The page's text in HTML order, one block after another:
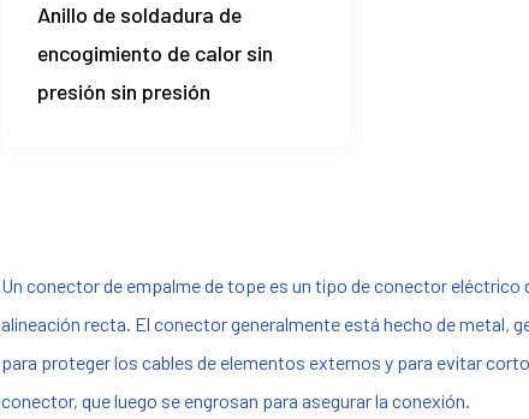
Anillo de soldadura de
encogimiento de calor sin
presión sin presión
Un conector de empalme de tope es un tipo de conector
alineación recta. El conector generalmente está hecho de metal,
para proteger los cables de elementos externos y para evitar
conector, que luego se engrosan para asegurar la conexión.